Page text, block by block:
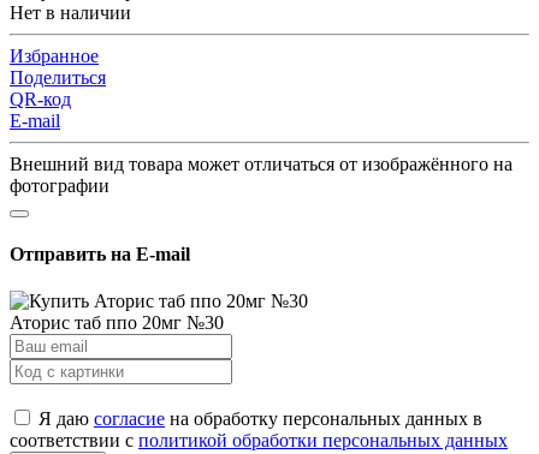
Нет в наличии
Избранное
Поделиться
QR-код
E-mail
Внешний вид товара может отличаться от изображённого на
фотографии
Отправить на E-mail
Аторис таб ппо 20мг №30
Я даю согласие на обработку персональных данных в
соответствии с политикой обработки персональных данных